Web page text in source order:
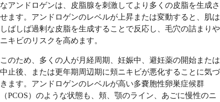
なアンドロゲンは、皮脂腺を刺激してより多くの皮脂を生成さ
せます。アンドロゲンのレベルが上昇または変動すると、肌は
しばしば過剰な皮脂を生成することで反応し、毛穴の詰まりや
ニキビのリスクを高めます。
このため、多くの人が月経周期、妊娠中、避妊薬の開始または
中止後、または更年期周辺期に頬ニキビが悪化することに気づ
きます。アンドロゲンのレベルが高い多嚢胞性卵巣症候群
（PCOS）のような状態も、頬、顎のライン、あごに慢性のニ